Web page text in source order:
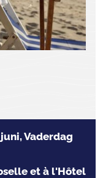
Vaderdag
et à l'Hôtel